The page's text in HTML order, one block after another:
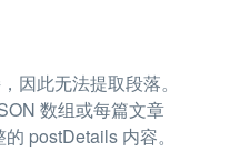
因此无法提取段落。
数组或每篇文章
postDetails 内容。